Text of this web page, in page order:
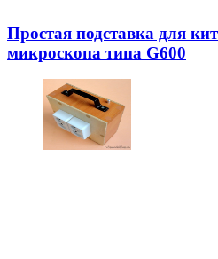
Простая подставка для
микроскопа типа G600